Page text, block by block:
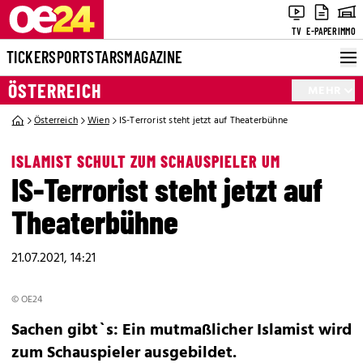
TV E-PAPERIMMO
TICKERSPORTSTARSMAGAZINE
ÖSTERREICH
Österreich Wien IS-Terrorist steht jetzt auf Theaterbühne
ISLAMIST SCHULT ZUM SCHAUSPIELER UM
IS-Terrorist steht jetzt auf
Theaterbühne
21.07.2021, 14:21
© OE24
Sachen gibt`s: Ein mutmaßlicher Islamist wird
zum Schauspieler ausgebildet.